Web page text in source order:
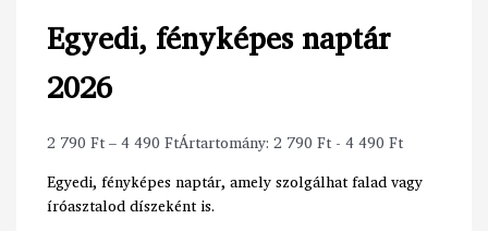
Egyedi, fényképes naptár
2026
2 790 Ft–4 490 FtÁrtartomány: 2 790 Ft - 4 490 Ft
Egyedi, fényképes naptár, amely szolgálhat falad vagy
íróasztalod díszeként is.